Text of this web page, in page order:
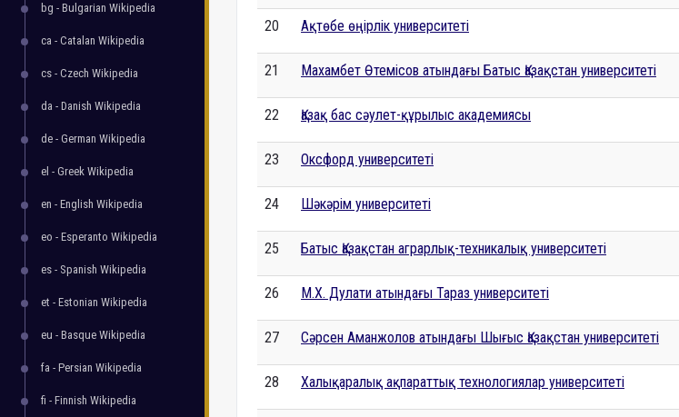
bg - Bulgarian Wikipedia
ca - Catalan Wikipedia
cs - Czech Wikipedia
da - Danish Wikipedia
de - German Wikipedia
el - Greek Wikipedia
en - English Wikipedia
eo - Esperanto Wikipedia
es - Spanish Wikipedia
et - Estonian Wikipedia
eu - Basque Wikipedia
fa - Persian Wikipedia
fi - Finnish Wikipedia
20 Ақтөбе өңірлік университеті
21 Махамбет Өтемісов атындағы Батыс Қазақстан университеті
22 Қазақ бас сәулет-құрылыс академиясы
23 Оксфорд университеті
24 Шәкәрім университеті
25 Батыс Қазақстан аграрлық-техникалық университеті
26 М.Х. Дулати атындағы Тараз университеті
27 Сәрсен Аманжолов атындағы Шығыс Қазақстан университеті
28 Халықаралық ақпараттық технологиялар университеті